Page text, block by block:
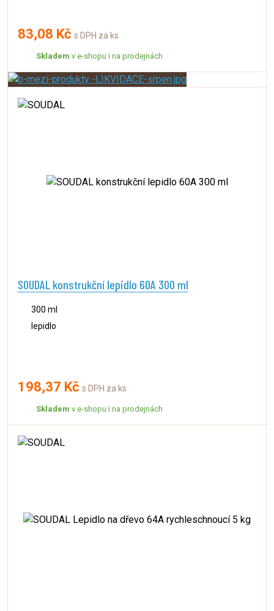
83,08 Kč s DPH za ks
Skladem v e-shopu i na prodejnách
SOUDAL konstrukční lepidlo 60A 300 ml
300 ml
lepidlo
198,37 Kč s DPH za ks
Skladem v e-shopu i na prodejnách